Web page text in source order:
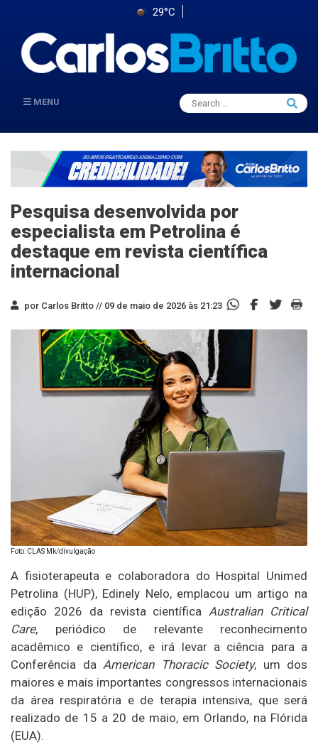
29°C
MENU
Search
for:
Search
Pesquisa desenvolvida por
especialista em Petrolina é
destaque em revista científica
internacional
por Carlos Britto // 09 de maio de 2026 às 21:23
Foto: CLAS Mk/divulgação
A fisioterapeuta e colaboradora do Hospital Unimed
Petrolina (HUP), Edinely Nelo, emplacou um artigo na
edição 2026 da revista científicaAustralian Critical
Care, periódico de relevante reconhecimento
acadêmico e científico, e irá levar a ciência para a
Conferência da American Thoracic Society, um dos
maiores e mais importantes congressos internacionais
da área respiratória e de terapia intensiva, que será
realizado de 15 a 20 de maio, em Orlando, na Flórida
(EUA).